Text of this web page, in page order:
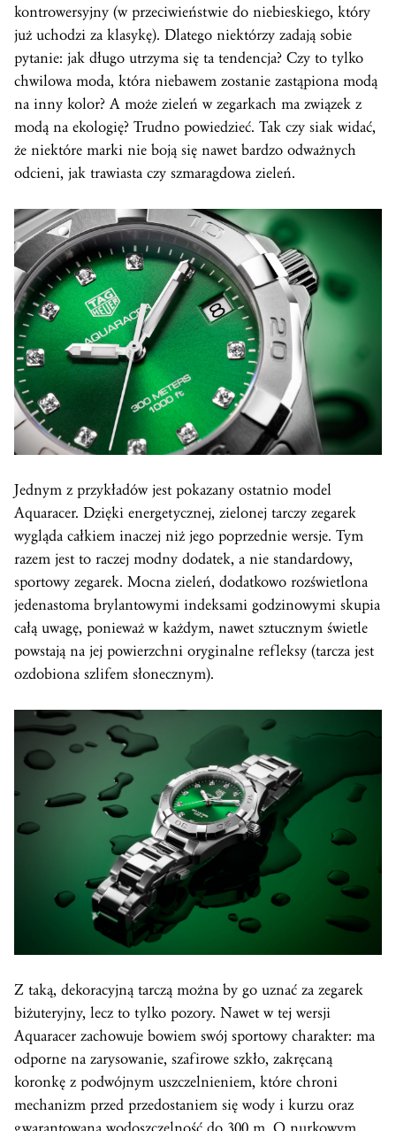
kontrowersyjny (w przeciwieństwie do niebieskiego, który
już uchodzi za klasykę). Dlatego niektórzy zadają sobie
pytanie: jak długo utrzyma się ta tendencja? Czy to tylko
chwilowa moda, która niebawem zostanie zastąpiona modą
na inny kolor? A może zieleń w zegarkach ma związek z
modą na ekologię? Trudno powiedzieć. Tak czy siak widać,
że niektóre marki nie boją się nawet bardzo odważnych
odcieni, jak trawiasta czy szmaragdowa zieleń.
Jednym z przykładów jest pokazany ostatnio model
Aquaracer. Dzięki energetycznej, zielonej tarczy zegarek
wygląda całkiem inaczej niż jego poprzednie wersje. Tym
razem jest to raczej modny dodatek, a nie standardowy,
sportowy zegarek. Mocna zieleń, dodatkowo rozświetlona
jedenastoma brylantowymi indeksami godzinowymi skupia
całą uwagę, ponieważ w każdym, nawet sztucznym świetle
powstają na jej powierzchni oryginalne refleksy (tarcza jest
ozdobiona szlifem słonecznym).
Z taką, dekoracyjną tarczą można by go uznać za zegarek
biżuteryjny, lecz to tylko pozory. Nawet w tej wersji
Aquaracer zachowuje bowiem swój sportowy charakter: ma
odporne na zarysowanie, szafirowe szkło, zakręcaną
koronkę z podwójnym uszczelnieniem, które chroni
mechanizm przed przedostaniem się wody i kurzu oraz